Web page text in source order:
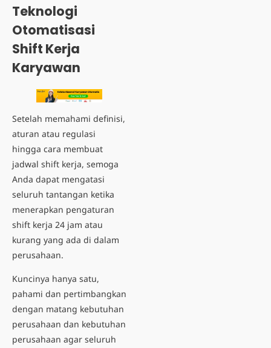
Teknologi
Otomatisasi
Shift Kerja
Karyawan
Setelah memahami definisi,
aturan atau regulasi
hingga cara membuat
jadwal shift kerja, semoga
Anda dapat mengatasi
seluruh tantangan ketika
menerapkan pengaturan
shift kerja 24 jam atau
kurang yang ada di dalam
perusahaan.
Kuncinya hanya satu,
pahami dan pertimbangkan
dengan matang kebutuhan
perusahaan dan kebutuhan
perusahaan agar seluruh